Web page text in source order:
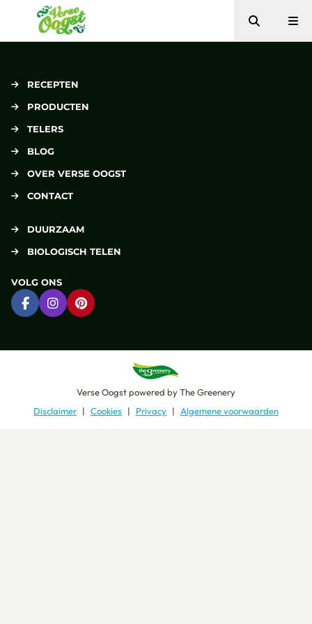
Verse Oogst
Zoeken
RECEPTEN
PRODUCTEN
TELERS
BLOG
OVER VERSE OOGST
CONTACT
DUURZAAM
BIOLOGISCH TELEN
VOLG ONS
Ga naar Facebook
Ga naar Instagram
Ga naar Pinterest
Verse Oogstpowered byThe Greenery
Disclaimer
Cookies Privacy Algemene voorwaarden